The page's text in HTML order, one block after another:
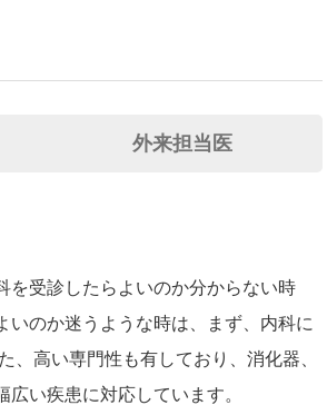
外来担当医
を受診したらよいのか分からない時
のか迷うような時は、まず、内科に
、高い専門性も有しており、消化器、
い疾患に対応しています。